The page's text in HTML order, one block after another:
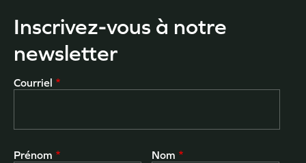
Inscrivez-vous à notre
newsletter
Courriel
Prénom Nom